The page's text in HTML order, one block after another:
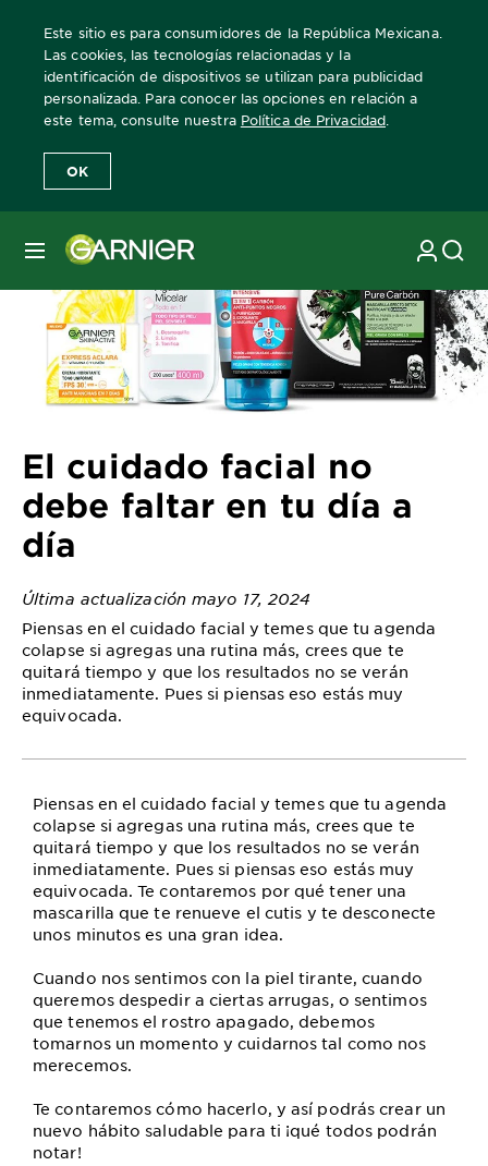
Este sitio es para consumidores de la República Mexicana.
Las cookies, las tecnologías relacionadas y la
identificación de dispositivos se utilizan para publicidad
personalizada. Para conocer las opciones en relación a
este tema, consulte nuestra Política de Privacidad
OK
MENÚ
Home Revista Garnier Consejos sobre el cuidado de la piel
El cuidado facial no
debe faltar en tu día a
día
Última actualización mayo 17, 2024
Piensas en el cuidado facial y temes que tu agenda
colapse si agregas una rutina más, crees que te
quitará tiempo y que los resultados no se verán
inmediatamente. Pues si piensas eso estás muy
equivocada.
Piensas en el cuidado facial y temes que tu agenda
colapse si agregas una rutina más, crees que te
quitará tiempo y que los resultados no se verán
inmediatamente. Pues si piensas eso estás muy
equivocada. Te contaremos por qué tener una
mascarilla que te renueve el cutis y te desconecte
unos minutos es una gran idea.
Cuando nos sentimos con la piel tirante, cuando
queremos despedir a ciertas arrugas, o sentimos
que tenemos el rostro apagado, debemos
tomarnos un momento y cuidarnos tal como nos
merecemos.
Te contaremos cómo hacerlo, y así podrás crear un
nuevo hábito saludable para ti ¡qué todos podrán
notar!